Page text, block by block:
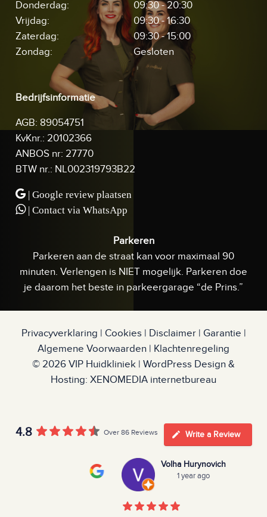
Donderdag:
Vrijdag:
Zaterdag:
Zondag:
09:30 - 20:30
09:30 - 16:30
09:30 - 15:00
Gesloten
Bedrijfsinformatie
AGB: 89054751
KvKnr.: 20102366
ANBOS nr: 27770
BTW nr.: NL002319793B22
| Google review plaatsen
| Contact via WhatsApp
Parkeren
Parkeren aan de straat kan voor maximaal 90
minuten. Verlengen is NIET mogelijk. Parkeren doe
je daarom het beste in parkeergarage “de Prins.”
Privacyverklaring | Cookies | Disclaimer| Garantie |
Algemene Voorwaarden | Klachtenregeling
© 2026 VIP Huidkliniek | WordPress Design &
Hosting: XENOMEDIA internetbureau
4.8 Over 86 Reviews Write a Review
Volha Hurynovich
1 year ago